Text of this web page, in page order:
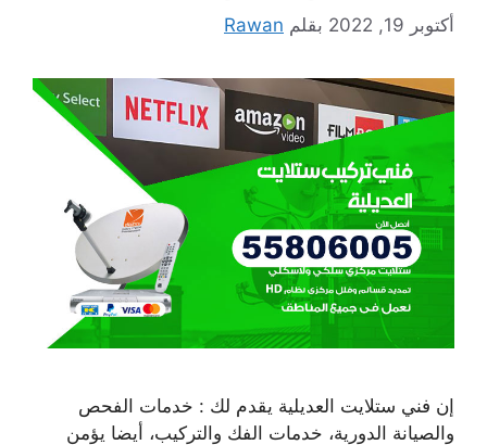
أكتوبر 19, 2022 بقلم Rawan
إن فني ستلايت العديلية يقدم لك : خدمات الفحص
والصيانة الدورية، خدمات الفك والتركيب، أيضا يؤمن